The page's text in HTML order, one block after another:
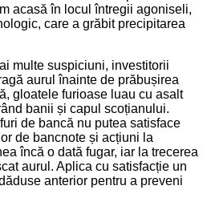
acasă în locul întregii agoniseli,
care a grăbit precipitarea
multe suspiciuni, investitorii
aurul înainte de prăbușirea
gloatele furioase luau cu asalt
banii și capul scoțianului.
de bancă nu putea satisface
de bancnote și acțiuni la
încă o dată fugar, iar la trecerea
aurul. Aplica cu satisfacție un
anterior pentru a preveni